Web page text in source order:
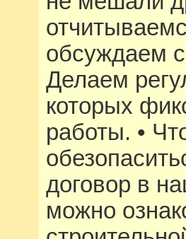
обсуждаем
Делаем
которых
работы. •
договор в
можно